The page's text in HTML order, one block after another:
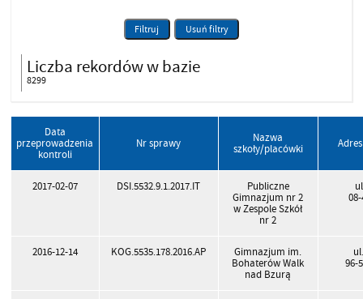
Filtruj Usuń filtry
Liczba rekordów w bazie
8299
Data
przeprowadzenia
kontroli
Nr sprawy
Nazwa
szkoły/placówki
2017-02-07 DSI.5532.9.1.2017.IT
Publiczne
Gimnazjum nr 2
w Zespole Szkół
nr 2
2016-12-14 KOG.5535.178.2016.AP
Gimnazjum im.
Bohaterów Walk
nad Bzurą
96-